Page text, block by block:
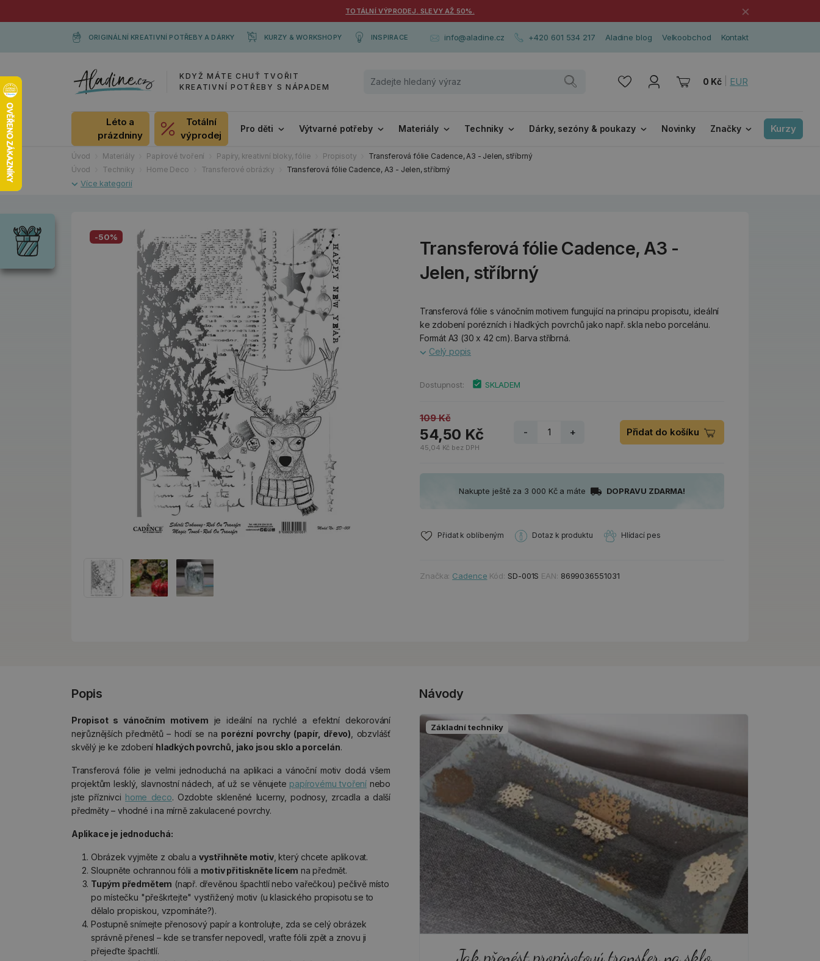
TOTÁLNÍ VÝPRODEJ. SLEVY AŽ 50%. ×
ORIGINÁLNÍ KREATIVNÍ POTŘEBY A DÁRKY KURZY & WORKSHOPY INSPIRACE info@aladine.cz +420 601 534 217 Aladine blog Velkoobchod Kontakt
KDYŽ MÁTE CHUŤ TVOŘIT
KREATIVNÍ POTŘEBY S NÁPADEM
0 Kč EUR
Léto a
prázdniny
Totální
výprodej
Pro děti Výtvarné potřeby Materiály Techniky Dárky, sezóny & poukazy Novinky Značky Kurzy
Úvod Materiály Papírové tvoření Papíry, kreativní bloky, fólie Propisoty
Transferová fólie Cadence, A3 - Jelen, stříbrný
Úvod
Techniky Home Deco Transferové obrázky Transferová fólie Cadence, A3 - Jelen, stříbrný
Transferová fólie Cadence, A3 -
Jelen, stříbrný
-50%
Transferová fólie s vánočním motivem fungující na principu propisotu, ideální
ke zdobení porézních i hladkých povrchů jako např. skla nebo porcelánu.
Formát A3 (30 x 42 cm). Barva stříbrná.
Celý popis
Dostupnost: SKLADEM
109 Kč
54,50 Kč
45,04 Kč bez DPH
- + Přidat do košíku
Nakupte ještě za 3 000 Kč a máte DOPRAVU ZDARMA!
Přidat k oblíbeným Dotaz k produktu Hlídací pes
Značka: Cadence Kód: SD-001S EAN: 8699036551031
Popis
Propisot s vánočním motivem je ideální na rychlé a efektní dekorování
nejrůznějších předmětů – hodí se na porézní povrchy (papír, dřevo) , obzvlášť
skvělý je ke zdobení hladkých povrchů, jako jsou sklo a porcelán.
Transferová fólie je velmi jednoduchá na aplikaci a vánoční motiv dodá všem
projektům lesklý, slavnostní nádech, ať už se věnujete papírovému tvořenínebo
jste příznivci home deco. Ozdobte skleněné lucerny, podnosy, zrcadla a další
předměty – vhodné i na mírně zakulacené povrchy.
Aplikace je jednoduchá:
Obrázek vyjměte z obalu avystřihněte motiv, který chcete aplikovat.
Sloupněte ochrannou fólii a motiv přitiskněte lícem na předmět.
Tupým předmětem (např. dřevěnou špachtlí nebo vařečkou) pečlivě místo
po místečku "přeškrtejte" vystřižený motiv (u klasického propisotu se to
dělalo propiskou, vzpomínáte?).
Postupně snímejte přenosový papír a kontrolujte, zda se celý obrázek
správně přenesl – kde se transfer nepovedl, vraťte fólii zpět a znovu ji
přejeďte špachtlí.
Návody
Základní techniky
Jak přenést propisotový transfer na sklo
Designs
Chci si vybrat